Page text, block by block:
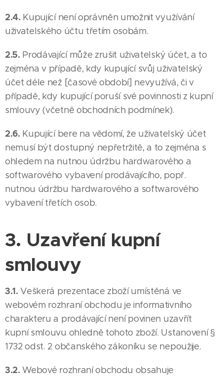
2.4. Kupující není oprávněn umožnit využívání
uživatelského účtu třetím osobám.
2.5. Prodávající může zrušit uživatelský účet, a to
zejména v případě, kdy kupující svůj uživatelský
účet déle než [časové období] nevyužívá, či v
případě, kdy kupující poruší své povinnosti z kupní
smlouvy (včetně obchodních podmínek).
2.6. Kupující bere na vědomí, že uživatelský účet
nemusí být dostupný nepřetržitě, a to zejména s
ohledem na nutnou údržbu hardwarového a
softwarového vybavení prodávajícího, popř.
nutnou údržbu hardwarového a softwarového
vybavení třetích osob.
3. Uzavření kupní
smlouvy
3.1.Veškerá prezentace zboží umístěná ve
webovém rozhraní obchodu je informativního
charakteru a prodávající není povinen uzavřít
kupní smlouvu ohledně tohoto zboží. Ustanovení §
1732 odst. 2 občanského zákoníku se nepoužije.
3.2.Webové rozhraní obchodu obsahuje